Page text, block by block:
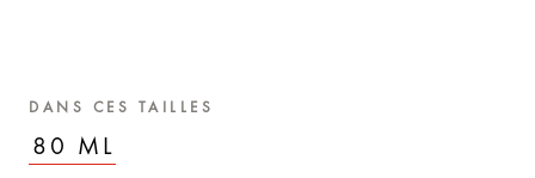
DANS CES TAILLES
80 ML